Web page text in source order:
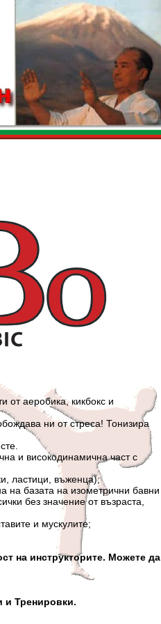
аеробика, кикбокс и
ни от стреса! Тонизира
и високодинамична част с
ластици, въженца);
базата на изометрични бавни
без значение от възраста,
и мускулите;
на инструкторите. Можете да
и Тренировки.